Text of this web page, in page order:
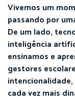
Vivemos um
passando por
De um lado,
inteligência
ensinamos e
gestores
cada vez mais